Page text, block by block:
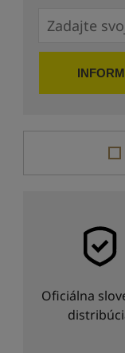
Oficiálna